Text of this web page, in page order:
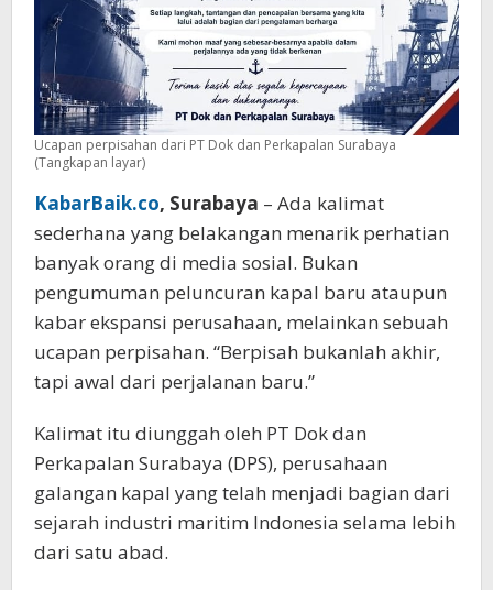
Ucapan perpisahan dari PT Dok dan Perkapalan Surabaya
(Tangkapan layar)
KabarBaik.co, Surabaya – Ada kalimat
sederhana yang belakangan menarik perhatian
banyak orang di media sosial. Bukan
pengumuman peluncuran kapal baru ataupun
kabar ekspansi perusahaan, melainkan sebuah
ucapan perpisahan. “Berpisah bukanlah akhir,
tapi awal dari perjalanan baru.”
Kalimat itu diunggah oleh PT Dok dan
Perkapalan Surabaya (DPS), perusahaan
galangan kapal yang telah menjadi bagian dari
sejarah industri maritim Indonesia selama lebih
dari satu abad.